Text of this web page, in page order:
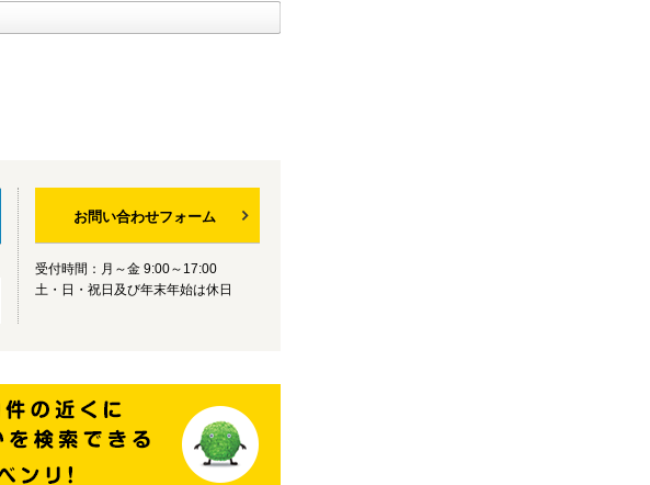
お問い合わせフォーム
受付時間：月～金 9:00～17:00
土・日・祝日及び年末年始は休日